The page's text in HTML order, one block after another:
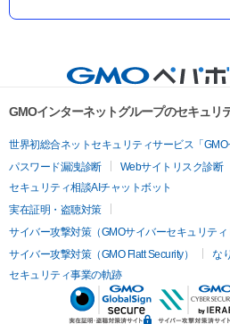
GMOインターネットグループのセキュリ
世界初総合ネットセキュリティサービス「GMO
パスワード漏洩診断
Webサイトリスク診断
セキュリティ相談AIチャットボット
実在証明・盗聴対策
サイバー攻撃対策（GMOサイバーセキュリティ
サイバー攻撃対策（GMO Flatt Security）
な
セキュリティ事業の軌跡